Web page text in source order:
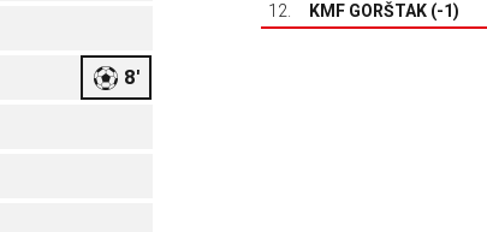
8'
12.
KMF GORŠTAK (-1)